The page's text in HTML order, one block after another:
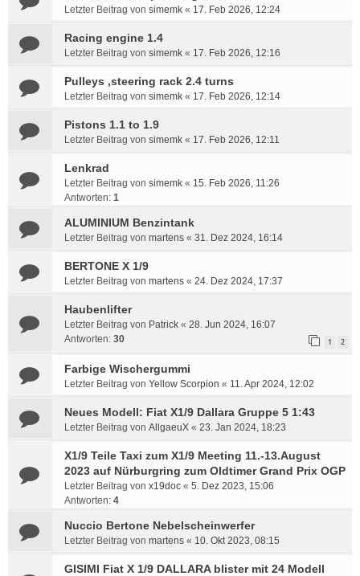
Letzter Beitrag von simemk « 17. Feb 2026, 12:24
Racing engine 1.4
Letzter Beitrag von simemk « 17. Feb 2026, 12:16
Pulleys ,steering rack 2.4 turns
Letzter Beitrag von simemk « 17. Feb 2026, 12:14
Pistons 1.1 to 1.9
Letzter Beitrag von simemk « 17. Feb 2026, 12:11
Lenkrad
Letzter Beitrag von simemk « 15. Feb 2026, 11:26
Antworten: 1
ALUMINIUM Benzintank
Letzter Beitrag von martens « 31. Dez 2024, 16:14
BERTONE X 1/9
Letzter Beitrag von martens « 24. Dez 2024, 17:37
Haubenlifter
Letzter Beitrag von Patrick « 28. Jun 2024, 16:07
Antworten: 30 1 2
Farbige Wischergummi
Letzter Beitrag von Yellow Scorpion « 11. Apr 2024, 12:02
Neues Modell: Fiat X1/9 Dallara Gruppe 5 1:43
Letzter Beitrag von AllgaeuX « 23. Jan 2024, 18:23
X1/9 Teile Taxi zum X1/9 Meeting 11.-13.August
2023 auf Nürburgring zum Oldtimer Grand Prix OGP
Letzter Beitrag von x19doc « 5. Dez 2023, 15:06
Antworten: 4
Nuccio Bertone Nebelscheinwerfer
Letzter Beitrag von martens « 10. Okt 2023, 08:15
GISIMI Fiat X 1/9 DALLARA blister mit 24 Modell